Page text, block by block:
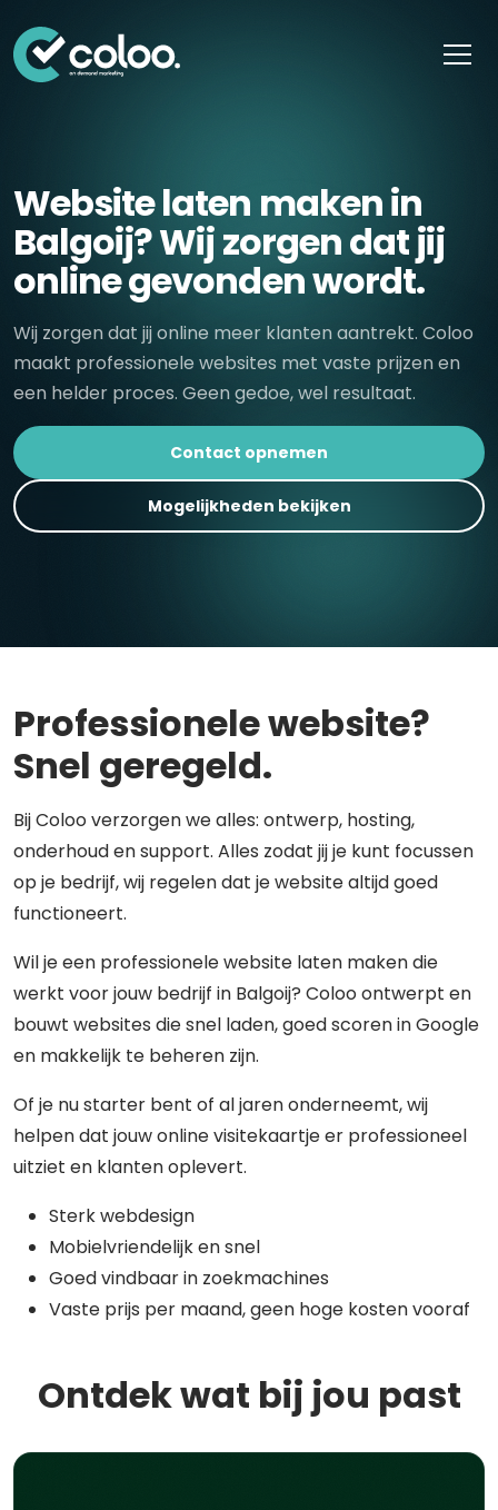
Website laten maken in
Balgoij? Wij zorgen dat jij
online gevonden wordt.
Wij zorgen dat jij online meer klanten aantrekt. Coloo
maakt professionele websites met vaste prijzen en
een helder proces. Geen gedoe, wel resultaat.
Contact opnemen
Mogelijkheden bekijken
Professionele website?
Snel geregeld.
Bij Coloo verzorgen we alles: ontwerp, hosting,
onderhoud en support. Alles zodat jij je kunt focussen
op je bedrijf, wij regelen dat je website altijd goed
functioneert.
Wil je een professionele website laten maken die
werkt voor jouw bedrijf in Balgoij? Coloo ontwerpt en
bouwt websites die snel laden, goed scoren in Google
en makkelijk te beheren zijn.
Of je nu starter bent of al jaren onderneemt, wij
helpen dat jouw online visitekaartje er professioneel
uitziet en klanten oplevert.
Sterk webdesign
Mobielvriendelijk en snel
Goed vindbaar in zoekmachines
Vaste prijs per maand, geen hoge kosten vooraf
Ontdek wat bij jou past